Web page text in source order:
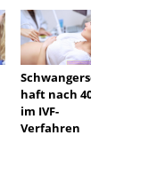
Schwangersc
haft nach 40
im IVF-
Verfahren